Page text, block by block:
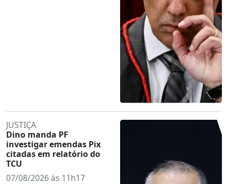
JUSTIÇA
Dino manda PF
investigar emendas Pix
citadas em relatório do
TCU
07/08/2026 às 11h17